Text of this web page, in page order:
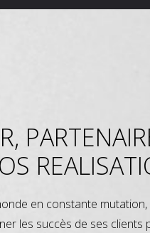
en constante
les succès de ses clients